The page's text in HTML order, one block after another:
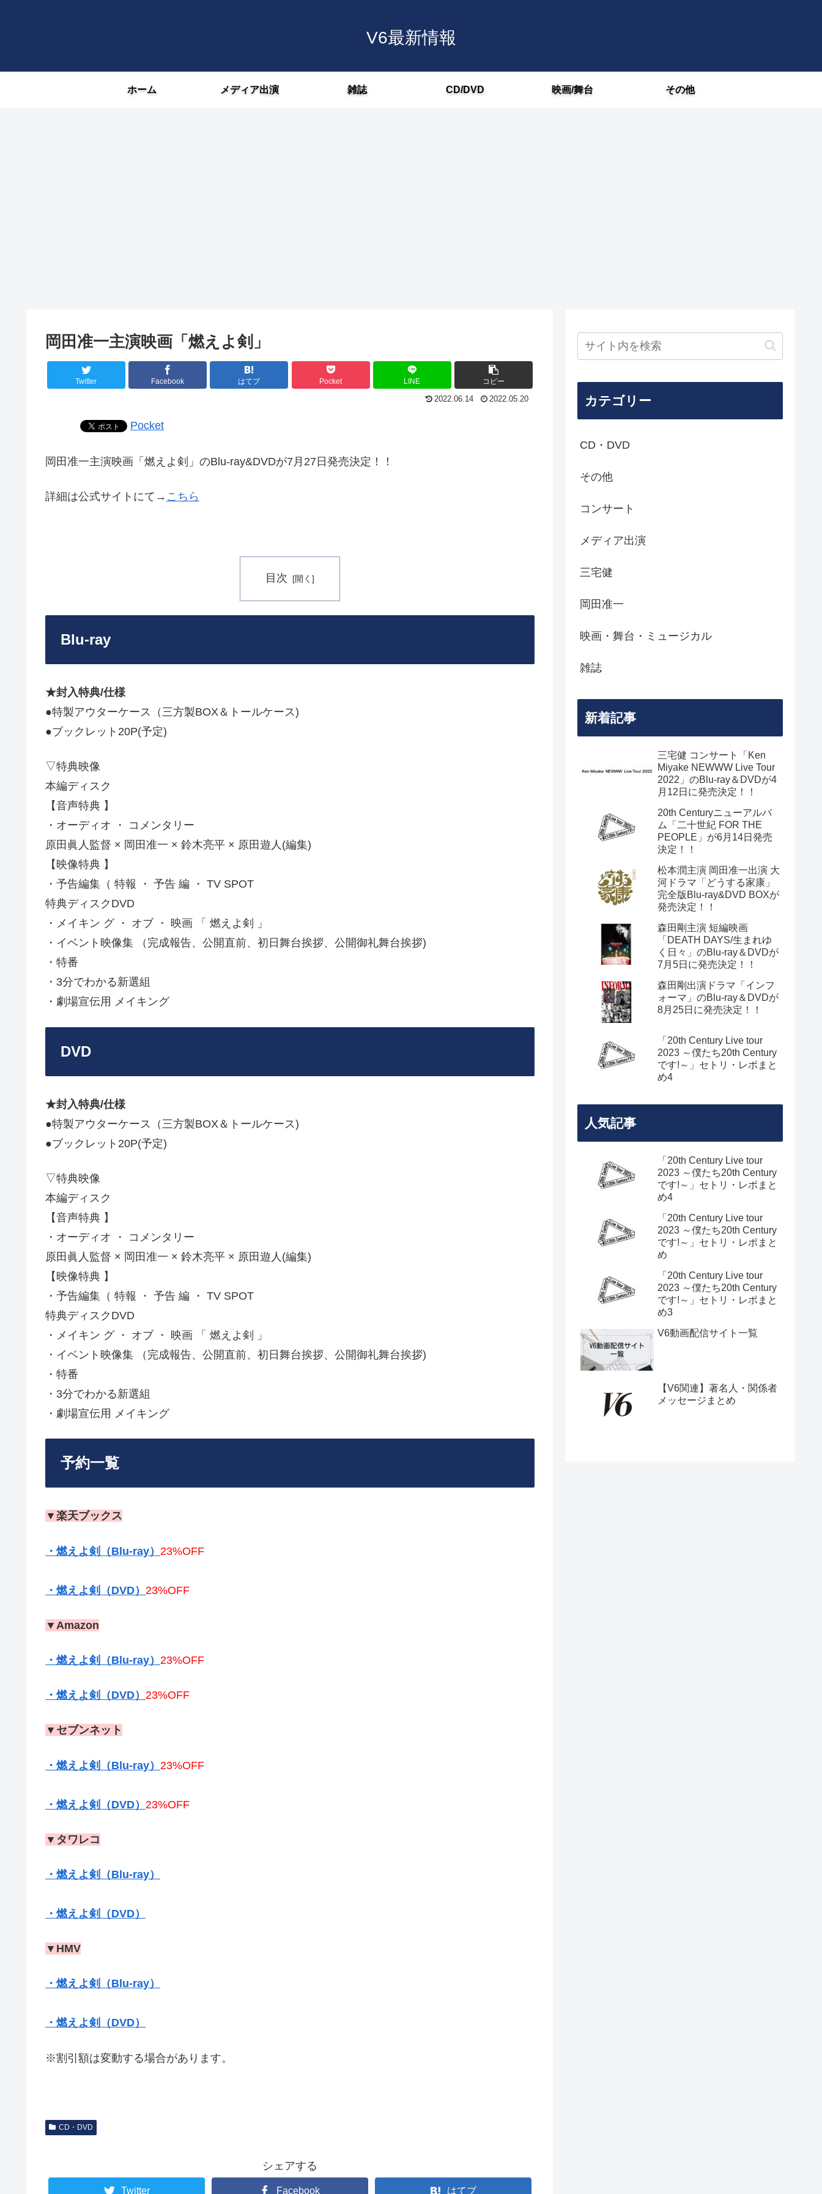
V6最新情報
ホーム メディア出演 雑誌 CD/DVD 映画/舞台 その他
岡田准一主演映画「燃えよ剣」
Twitter Facebook はてブ Pocket LINE コピー
2022.06.14 2022.05.20
Pocket
岡田准一主演映画「燃えよ剣」のBlu-ray&DVDが7月27日発売決定！！
詳細は公式サイトにて→ こちら
目次
Blu-ray
★封入特典/仕様
●特製アウターケース（三方製BOX＆トールケース)
●ブックレット20P(予定)
▽特典映像
本編ディスク
【音声特典 】
・オーディオ ・ コメンタリー
原田眞人監督 × 岡田准一 × 鈴木亮平 × 原田遊人(編集)
【映像特典 】
・予告編集（ 特報 ・ 予告 編 ・ TV SPOT
特典ディスクDVD
・メイキン グ ・ オブ ・ 映画 「 燃えよ剣 」
・イベント映像集 （完成報告、公開直前、初日舞台挨拶、公開御礼舞台挨拶)
・特番
・3分でわかる新選組
・劇場宣伝用 メイキング
DVD
★封入特典/仕様
●特製アウターケース（三方製BOX＆トールケース)
●ブックレット20P(予定)
▽特典映像
本編ディスク
【音声特典 】
・オーディオ ・ コメンタリー
原田眞人監督 × 岡田准一 × 鈴木亮平 × 原田遊人(編集)
【映像特典 】
・予告編集（ 特報 ・ 予告 編 ・ TV SPOT
特典ディスクDVD
・メイキン グ ・ オブ ・ 映画 「 燃えよ剣 」
・イベント映像集 （完成報告、公開直前、初日舞台挨拶、公開御礼舞台挨拶)
・特番
・3分でわかる新選組
・劇場宣伝用 メイキング
予約一覧
▼楽天ブックス
・燃えよ剣（Blu-ray） 23%OFF
・燃えよ剣（DVD） 23%OFF
▼Amazon
・燃えよ剣（Blu-ray） 23%OFF
・燃えよ剣（DVD） 23%OFF
▼セブンネット
・燃えよ剣（Blu-ray） 23%OFF
・燃えよ剣（DVD） 23%OFF
▼タワレコ
・燃えよ剣（Blu-ray）
・燃えよ剣（DVD）
▼HMV
・燃えよ剣（Blu-ray）
・燃えよ剣（DVD）
※割引額は変動する場合があります。
CD・DVD
シェアする
Twitter Facebook はてブ
カテゴリー
CD・DVD
その他
コンサート
メディア出演
三宅健
岡田准一
映画・舞台・ミュージカル
雑誌
新着記事
三宅健 コンサート「Ken
Miyake NEWWW Live Tour
2022」のBlu-ray＆DVDが4
月12日に発売決定！！
20th Centuryニューアルバ
ム「二十世紀 FOR THE
PEOPLE」が6月14日発売
決定！！
松本潤主演 岡田准一出演 大
河ドラマ「どうする家康」
完全版Blu-ray&DVD BOXが
発売決定！！
森田剛主演 短編映画
「DEATH DAYS/生まれゆ
く日々」のBlu-ray＆DVDが
7月5日に発売決定！！
森田剛出演ドラマ「インフ
ォーマ」のBlu-ray＆DVDが
8月25日に発売決定！！
「20th Century Live tour
2023 ～僕たち20th Century
です!～」セトリ・レポまと
め4
人気記事
「20th Century Live tour
2023 ～僕たち20th Century
です!～」セトリ・レポまと
め4
「20th Century Live tour
2023 ～僕たち20th Century
です!～」セトリ・レポまと
め
「20th Century Live tour
2023 ～僕たち20th Century
です!～」セトリ・レポまと
め3
V6動画配信サイト一覧
【V6関連】著名人・関係者
メッセージまとめ